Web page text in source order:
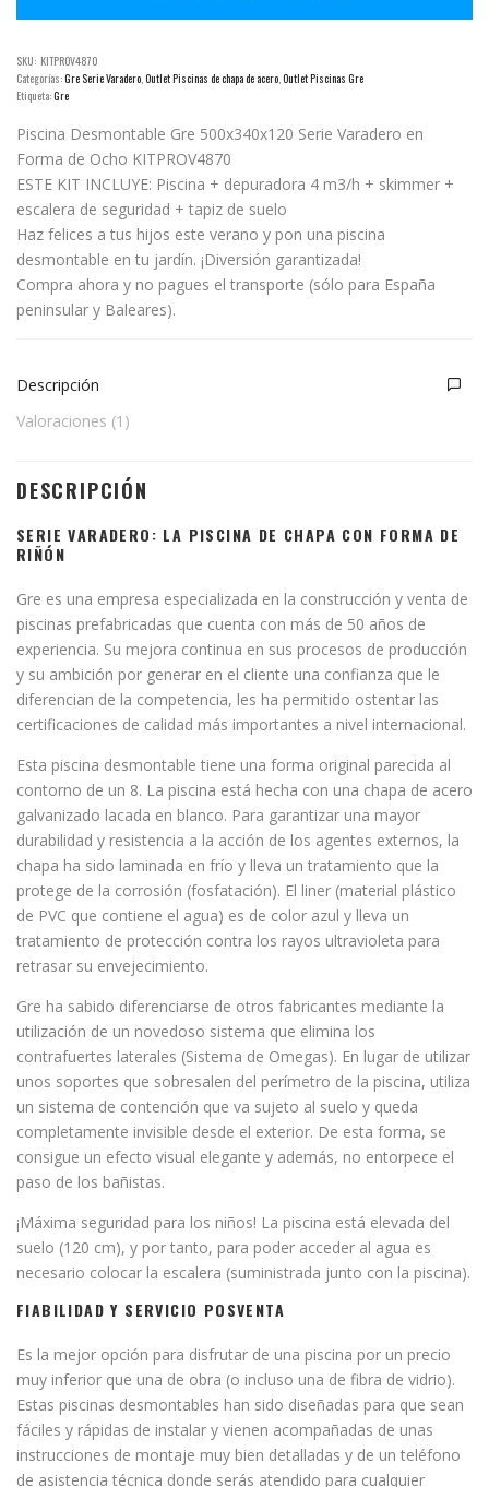
Piscina Desmontable Gre 500x340x120 Serie Varadero en
Forma de Ocho KITPROV4870
ESTE KIT INCLUYE: Piscina + depuradora 4 m3/h + skimmer +
escalera de seguridad + tapiz de suelo
Haz felices a tus hijos este verano y pon una piscina
desmontable en tu jardín. ¡Diversión garantizada!
Compra ahora y no pagues el transporte (sólo para España
peninsular y Baleares).
SKU: KITPROV4870
Categorías:Gre Serie Varadero Outlet Piscinas de chapa de acero Outlet Piscinas Gre
Etiqueta:Gre
Descripción
Valoraciones (1)
DESCRIPCIÓN
SERIE VARADERO: LA PISCINA DE CHAPA CON FORMA DE
RIÑÓN
Gre es una empresa especializada en la construcción y venta de
piscinas prefabricadas que cuenta con más de 50 años de
experiencia. Su mejora continua en sus procesos de producción
y su ambición por generar en el cliente una confianza que le
diferencian de la competencia, les ha permitido ostentar las
certificaciones de calidad más importantes a nivel internacional.
Esta piscina desmontable tiene una forma original parecida al
contorno de un 8. La piscina está hecha con una chapa de acero
galvanizado lacada en blanco. Para garantizar una mayor
durabilidad y resistencia a la acción de los agentes externos, la
chapa ha sido laminada en frío y lleva un tratamiento que la
protege de la corrosión (fosfatación). El liner (material plástico
de PVC que contiene el agua) es de color azul y lleva un
tratamiento de protección contra los rayos ultravioleta para
retrasar su envejecimiento.
Gre ha sabido diferenciarse de otros fabricantes mediante la
utilización de un novedoso sistema que elimina los
contrafuertes laterales (Sistema de Omegas). En lugar de utilizar
unos soportes que sobresalen del perímetro de la piscina, utiliza
un sistema de contención que va sujeto al suelo y queda
completamente invisible desde el exterior. De esta forma, se
consigue un efecto visual elegante y además, no entorpece el
paso de los bañistas.
¡Máxima seguridad para los niños! La piscina está elevada del
suelo (120 cm), y por tanto, para poder acceder al agua es
necesario colocar la escalera (suministrada junto con la piscina).
FIABILIDAD Y SERVICIO POSVENTA
Es la mejor opción para disfrutar de una piscina por un precio
muy inferior que una de obra (o incluso una de fibra de vidrio).
Estas piscinas desmontables han sido diseñadas para que sean
fáciles y rápidas de instalar y vienen acompañadas de unas
instrucciones de montaje muy bien detalladas y de un teléfono
de asistencia técnica donde serás atendido para cualquier